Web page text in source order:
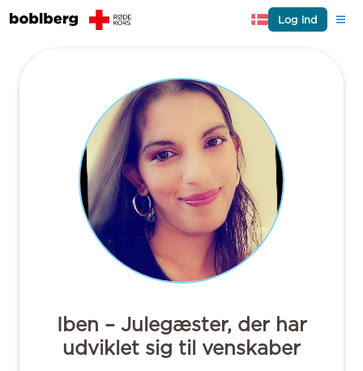
Log ind
Iben – Julegæster, der har
udviklet sig til venskaber